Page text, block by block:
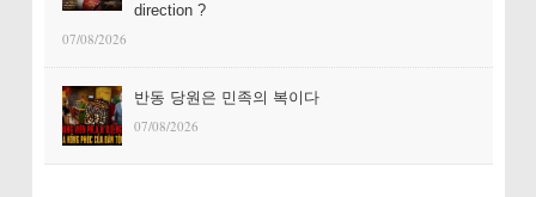
direction ?
07/08/2026
반동 당원은 민족의 복이다
07/08/2026